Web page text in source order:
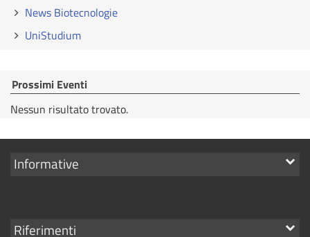
News Biotecnologie
UniStudium
Prossimi Eventi
Nessun risultato trovato.
Mostra
Informative
Mostra
Riferimenti